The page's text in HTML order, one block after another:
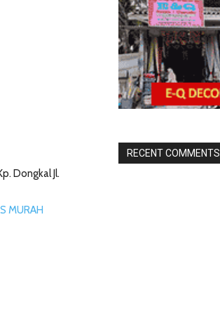
Dongkal Jl.
MURAH
RECENT COMMENTS